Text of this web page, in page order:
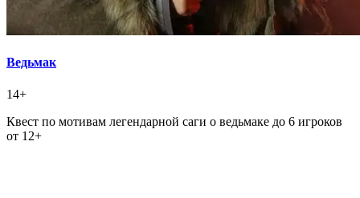
Ведьмак
14+
Квест по мотивам легендарной саги о ведьмаке до 6 игроков
от 12+